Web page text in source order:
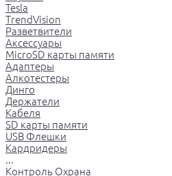
Tesla
TrendVision
Разветвители
Аксессуары
MicroSD карты памяти
Адаптеры
Алкотестеры
Динго
Держатели
Кабеля
SD карты памяти
USB Флешки
Кардридеры
...
Контроль Охрана